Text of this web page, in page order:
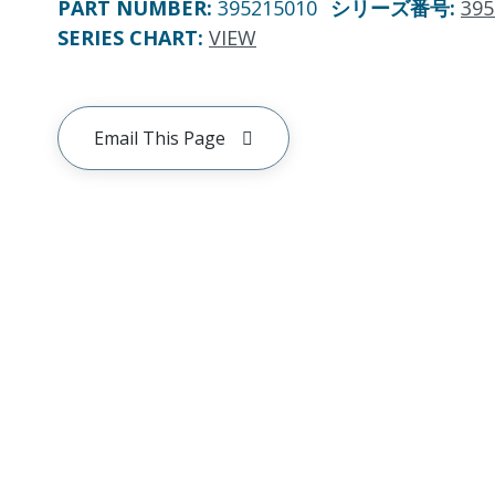
PART NUMBER: 395215010 シリーズ番号:
SERIES CHART: VIEW
Email This Page